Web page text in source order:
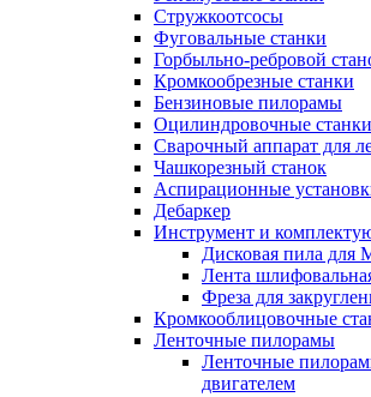
Стружкоотсосы
Фуговальные станки
Горбыльно-ребровой
Кромкообрезные станки
Бензиновые пилорамы
Оцилиндровочные станки
Сварочный аппарат для
Чашкорезный станок
Аспирационные
Дебаркер
Инструмент и
Дисковая пила для
Лента
Фреза для
Кромкооблицовочные
Ленточные пилорамы
Ленточные
двигателем